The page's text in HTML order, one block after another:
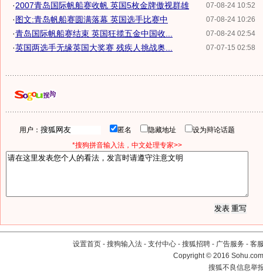
07-08-24 10:52
·2007青岛国际帆船赛收帆 英国5枚金牌傲视群雄
07-08-24 10:26
·图文:青岛帆船赛圆满落幕 英国选手比赛中
07-08-24 02:54
·青岛国际帆船赛结束 英国狂揽五金中国收...
07-07-15 02:58
·英国两选手无缘英国大奖赛 残疾人挑战奥...
用户： 匿名 隐藏地址
设为辩论话题
*搜狗拼音输入法，中文处理专家>>
设置首页 - 搜狗输入法 - 支付中心 - 搜狐招聘 - 广告服务 - 客
Copyright©2016
搜狐不良信息举